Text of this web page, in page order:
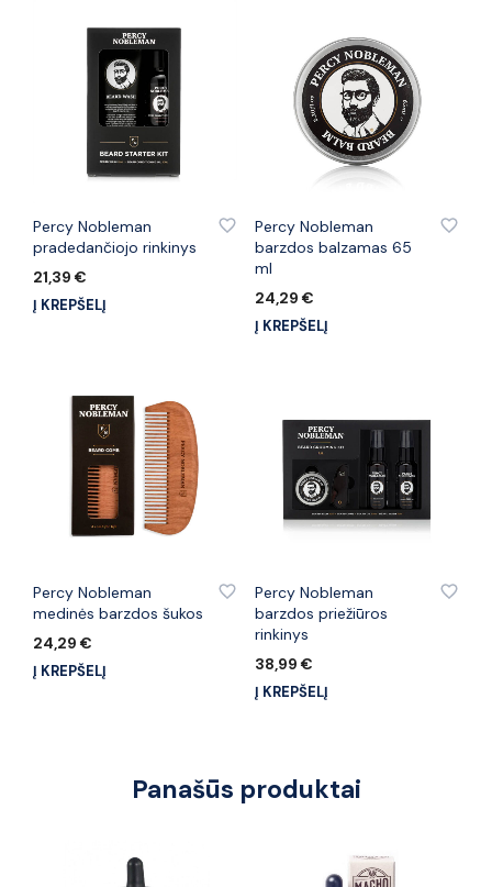
Percy Nobleman
pradedančiojo rinkinys
21,39 €
Į KREPŠELĮ
Percy Nobleman
barzdos balzamas 65
ml
24,29 €
Į KREPŠELĮ
Percy Nobleman
medinės barzdos šukos
24,29 €
Į KREPŠELĮ
Percy Nobleman
barzdos priežiūros
rinkinys
38,99 €
Į KREPŠELĮ
Panašūs produktai